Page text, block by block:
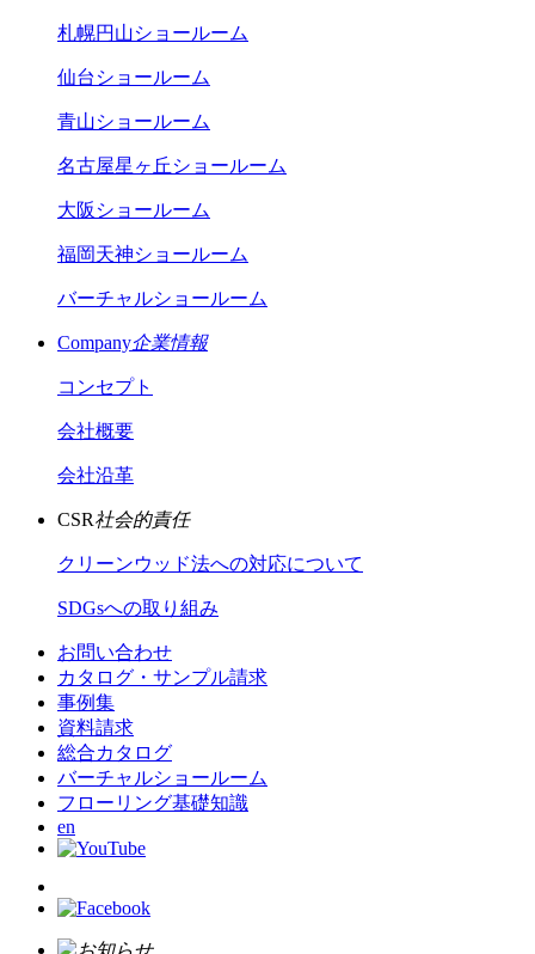
札幌円山ショールーム
仙台ショールーム
青山ショールーム
名古屋星ヶ丘ショールーム
大阪ショールーム
福岡天神ショールーム
バーチャルショールーム
Company企業情報
コンセプト
会社概要
会社沿革
CSR社会的責任
クリーンウッド法への対応について
SDGsへの取り組み
お問い合わせ
カタログ・サンプル請求
事例集
資料請求
総合カタログ
バーチャルショールーム
フローリング基礎知識
en